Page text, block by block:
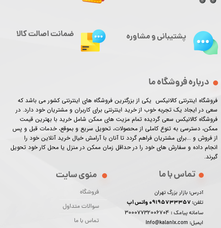
درباره فروشگاه ما
فروشگاه اینترنتی کالانیکس یکی از بزرگترین فروشگاه های اینترنتی کشور می باشد که
سعی در ایجاد یک تجربه خوب از خرید اینترنتی برای کاربران و مشتریان خود دارد. در
فروشگاه کالانیکس سعی گردیده تمام مزیت های ممکن شامل خرید با بهترین قیمت
ممکن، دسترسی به تنوع کاملی از محصولات، تحویل سریع و بموقع، خدمات قبل و پس
از فروش و ...برای مشتریان فراهم گردد تا آنان با آرامش خیال خرید آنلاین خود را
انجام داده و سفارش های خود را در حداقل زمان ممکن در منزل یا محل کار خود تحویل
گیرند.​​​​​​​
منوی سایت
فروشگاه
سوالات متداول
تماس با ما
تماس با ما
آدرس: بازار بزرگ تهران
تلفن:
سامانه پیامک : 30007732006704
ایمیل: info@kalanix.com
پشتیبانی و مشاوره ضمانت اصالت کالا